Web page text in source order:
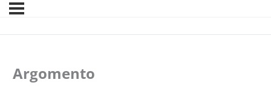
Argomento